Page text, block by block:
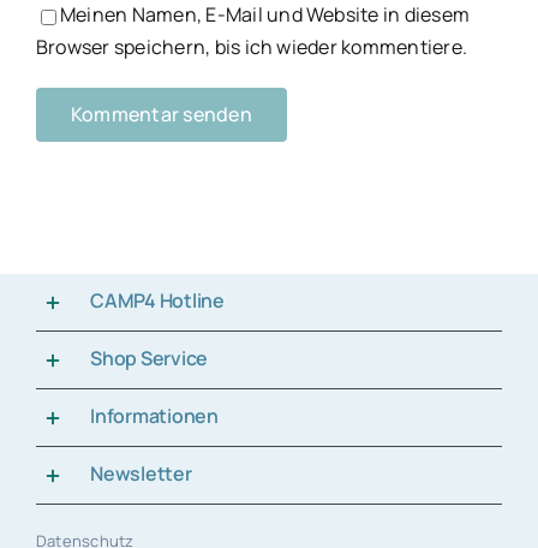
Meinen Namen, E-Mail und Website in diesem
Browser speichern, bis ich wieder kommentiere.
CAMP4 Hotline
Shop Service
Informationen
Newsletter
Datenschutz